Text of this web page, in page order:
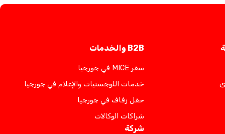
B2B والخدمات
سفر MICE في جورجيا
خدمات اللوجستيات والإعلام في جورجيا
حفل زفاف في جورجيا
شراكات الوكالات
شركة